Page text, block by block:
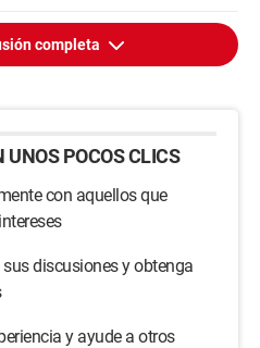
completa
UNOS POCOS CLICS
con aquellos que
discusiones y obtenga
y ayude a otros